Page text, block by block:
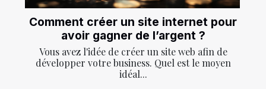
Comment créer un site internet pour
avoir gagner de l’argent ?
Vous avez l'idée de créer un site web afin de
développer votre business. Quel est le moyen
idéal...